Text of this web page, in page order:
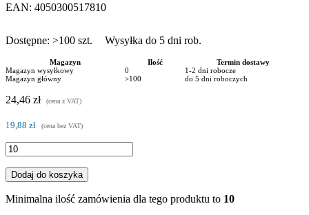
EAN: 4050300517810
Dostępne: >100 szt. Wysyłka do 5 dni rob.
Magazyn Ilość
Termin dostawy
Magazyn wysyłkowy
0
1-2 dni robocze
Magazyn główny
>100 do 5 dni roboczych
24,46 zł (cena z VAT)
19,88 zł (cena bez VAT)
Dodaj do koszyka
Minimalna ilość zamówienia dla tego produktu to 10